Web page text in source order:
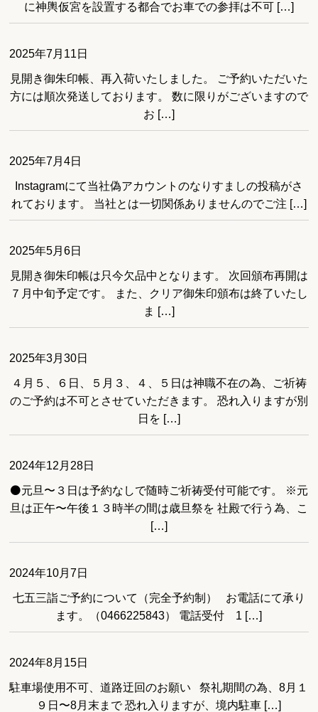
に神輿仮宮を設置する都合でお車での参拝は不可 […]
2025年7月11日
見開き御朱印帳、再入荷いたしました。 ご予約いただいた
方には順次発送しております。 数に限りがございますので
お […]
2025年7月4日
Instagramにて当社偽アカウントのなりすましの投稿がさ
れております。 当社とは一切関係ありませんのでご注 […]
2025年5月6日
見開き御朱印帳は只今欠品中となります。 次回頒布再開は
７月中旬予定です。 また、クリア御朱印頒布は終了いたし
ま […]
2025年3月30日
４月５、６日、５月３、４、５日は神職不在の為、ご祈祷
のご予約は不可とさせていただきます。 恐れ入りますが別
日を […]
2024年12月28日
⚫️元旦〜３日は予約なしで随時ご祈祷受付可能です。 ※元
旦は正午〜午後１３時半の間は歳旦祭を 社殿で行う為、こ
[…]
2024年10月7日
七五三詣ご予約について（完全予約制） お電話にて承り
ます。（0466225843） 電話受付 1 […]
2024年8月15日
駐車場使用不可、道路迂回のお願い 祭礼期間の為、8月１
９日〜8月末まで 恐れ入りますが、境内駐車 […]